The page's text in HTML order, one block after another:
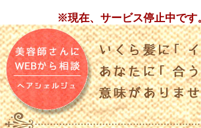
※現在、サービス停止中です